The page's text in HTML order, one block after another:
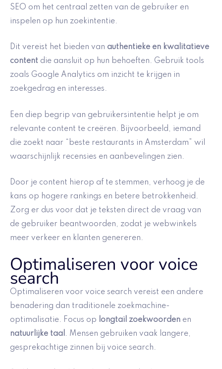
SEO om het centraal zetten van de gebruiker en
inspelen op hun zoekintentie.
Dit vereist het bieden van authentieke en kwalitatieve
content die aansluit op hun behoeften. Gebruik tools
zoals Google Analytics om inzicht te krijgen in
zoekgedrag en interesses.
Een diep begrip van gebruikersintentie helpt je om
relevante content te creëren. Bijvoorbeeld, iemand
die zoekt naar “beste restaurants in Amsterdam” wil
waarschijnlijk recensies en aanbevelingen zien.
Door je content hierop af te stemmen, verhoog je de
kans op hogere rankings en betere betrokkenheid.
Zorg er dus voor dat je teksten direct de vraag van
de gebruiker beantwoorden, zodat je webwinkels
meer verkeer en klanten genereren.
Optimaliseren voor voice
search
Optimaliseren voor voice search vereist een andere
benadering dan traditionele zoekmachine-
optimalisatie. Focus op
longtail zoekwoorden en
natuurlijke taal . Mensen gebruiken vaak langere,
gesprekachtige zinnen bij voice search.